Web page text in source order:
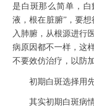
是白斑那么简单，
液，根在脏腑”，要
入肺腑，从根源进行医
病原因都不一样，这
不要效仿治疗，以防
初期白斑选择用先
其实初期白斑病情